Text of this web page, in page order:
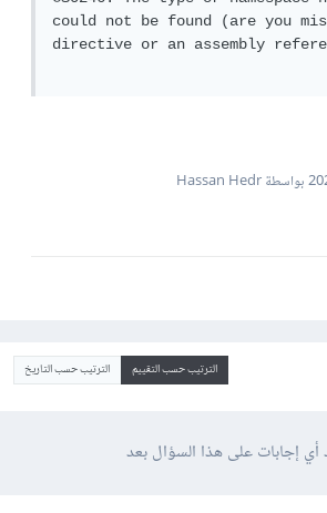
could not be found (are you
directive or an assembly
بواسطة Hassan Hedr
الترتيب حسب التقييم الترتيب حسب التاريخ
أي إجابات على هذا السؤال بعد